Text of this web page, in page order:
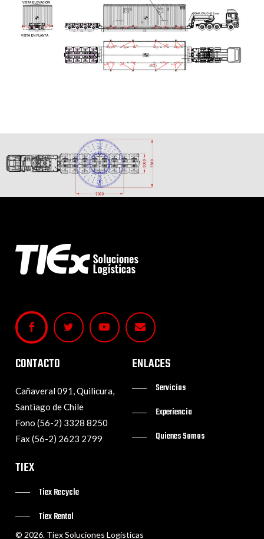
CONTACTO
Cañaveral 091, Quilicura,
Santiago de Chile
Fono (56-2) 3328 8250
Fax (56-2) 2623 2799
ENLACES
Servicios
Experiencia
Quienes Somos
TIEX
Tiex Recycle
Tiex Rental
© 2026. Tiex Soluciones Logísticas